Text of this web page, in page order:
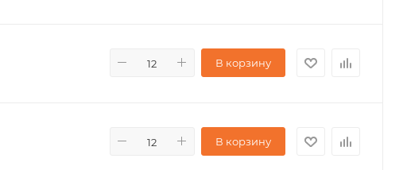
В корзину
В корзину